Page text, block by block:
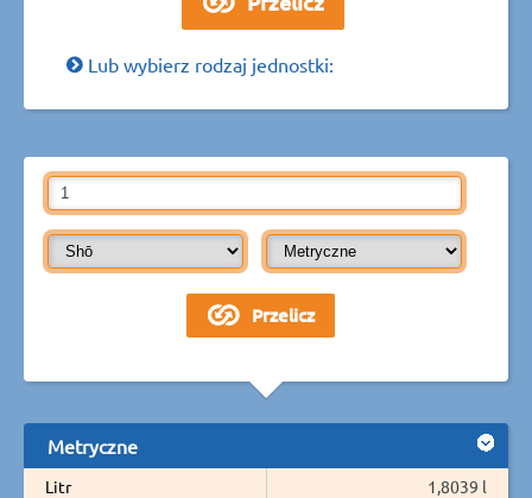
Lub wybierz rodzaj jednostki:
Metryczne
Litr
1,8039 l